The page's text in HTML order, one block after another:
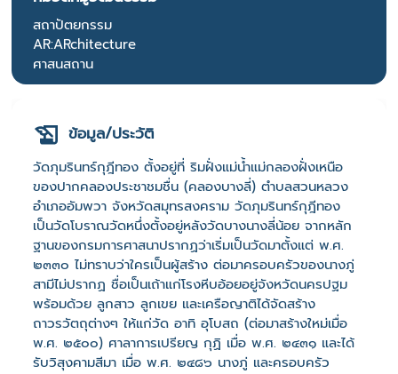
สถาปัตยกรรม
AR:ARchitecture
ศาสนสถาน
ข้อมูล/ประวัติ
วัดภุมรินทร์กุฎีทอง ตั้งอยู่ที่ ริมฝั่งแม่น้ำแม่กลองฝั่งเหนือ
ของปากคลองประชาชมชื่น (คลองบางลี่) ตำบลสวนหลวง
อำเภออัมพวา จังหวัดสมุทรสงคราม วัดภุมรินทร์กุฎีทอง
เป็นวัดโบราณวัดหนึ่งตั้งอยู่หลังวัดบางนางลี่น้อย จากหลัก
ฐานของกรมการศาสนาปรากฏว่าเริ่มเป็นวัดมาตั้งแต่ พ.ศ.
๒๓๓๐ ไม่ทราบว่าใครเป็นผู้สร้าง ต่อมาครอบครัวของนางภู่
สามีไม่ปรากฏ ชื่อเป็นเถ้าแก่โรงหีบอ้อยอยู่จังหวัดนครปฐม
พร้อมด้วย ลูกสาว ลูกเขย และเครือญาติได้จัดสร้าง
ถาวรวัตถุต่างๆ ให้แก่วัด อาทิ อุโบสถ (ต่อมาสร้างใหม่เมื่อ
พ.ศ. ๒๕๐๐) ศาลาการเปรียญ กุฏิ เมื่อ พ.ศ. ๒๔๓๑ และได้
รับวิสุงคามสีมา เมื่อ พ.ศ. ๒๔๘๖ นางภู่ และครอบครัว